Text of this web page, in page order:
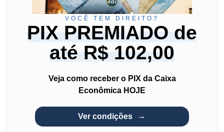
VOCÊ TEM DIREITO?
PIX PREMIADO de
até R$ 102,00
Veja como receber o PIX da Caixa
Econômica HOJE
Ver condições